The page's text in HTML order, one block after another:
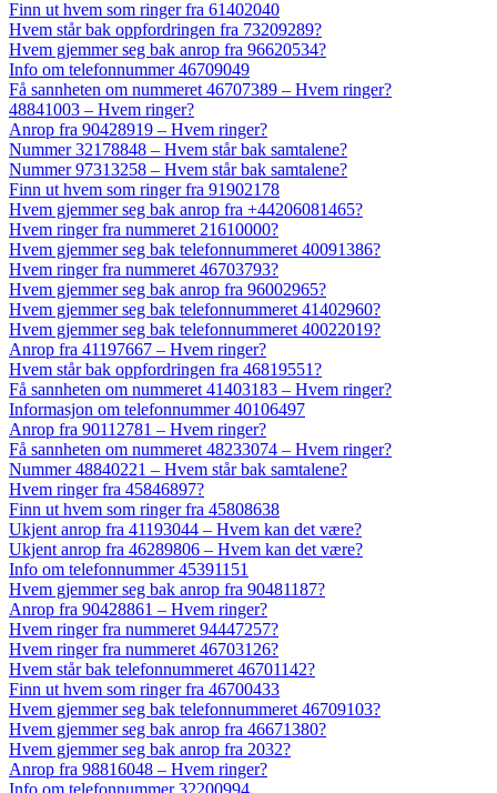
Finn ut hvem som ringer fra 61402040
Hvem står bak oppfordringen fra 73209289?
Hvem gjemmer seg bak anrop fra 96620534?
Info om telefonnummer 46709049
Få sannheten om nummeret 46707389 – Hvem ringer?
48841003 – Hvem ringer?
Anrop fra 90428919 – Hvem ringer?
Nummer 32178848 – Hvem står bak samtalene?
Nummer 97313258 – Hvem står bak samtalene?
Finn ut hvem som ringer fra 91902178
Hvem gjemmer seg bak anrop fra +44206081465?
Hvem ringer fra nummeret 21610000?
Hvem gjemmer seg bak telefonnummeret 40091386?
Hvem ringer fra nummeret 46703793?
Hvem gjemmer seg bak anrop fra 96002965?
Hvem gjemmer seg bak telefonnummeret 41402960?
Hvem gjemmer seg bak telefonnummeret 40022019?
Anrop fra 41197667 – Hvem ringer?
Hvem står bak oppfordringen fra 46819551?
Få sannheten om nummeret 41403183 – Hvem ringer?
Informasjon om telefonnummer 40106497
Anrop fra 90112781 – Hvem ringer?
Få sannheten om nummeret 48233074 – Hvem ringer?
Nummer 48840221 – Hvem står bak samtalene?
Hvem ringer fra 45846897?
Finn ut hvem som ringer fra 45808638
Ukjent anrop fra 41193044 – Hvem kan det være?
Ukjent anrop fra 46289806 – Hvem kan det være?
Info om telefonnummer 45391151
Hvem gjemmer seg bak anrop fra 90481187?
Anrop fra 90428861 – Hvem ringer?
Hvem ringer fra nummeret 94447257?
Hvem ringer fra nummeret 46703126?
Hvem står bak telefonnummeret 46701142?
Finn ut hvem som ringer fra 46700433
Hvem gjemmer seg bak telefonnummeret 46709103?
Hvem gjemmer seg bak anrop fra 46671380?
Hvem gjemmer seg bak anrop fra 2032?
Anrop fra 98816048 – Hvem ringer?
Info om telefonnummer 32200994